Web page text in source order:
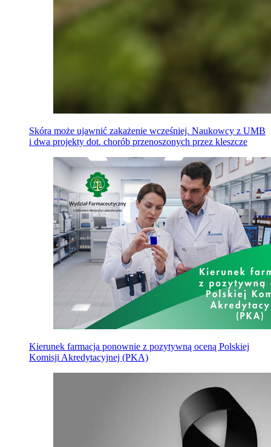
Skóra może ujawnić zakażenie wcześniej. Naukowcy z UMB
i dwa projekty dot. chorób przenoszonych przez kleszcze
Kierunek farmacja ponownie z pozytywną oceną Polskiej
Komisji Akredytacyjnej (PKA)